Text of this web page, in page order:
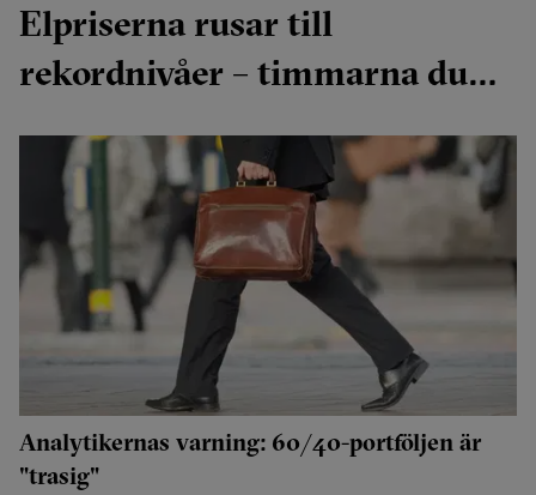
Elpriserna rusar till
rekordnivåer – timmarna du
Analytikernas varning: 60/40-portföljen är
"trasig"